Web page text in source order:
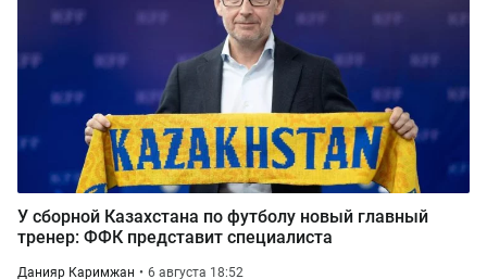
У сборной Казахстана по футболу новый главный
тренер: ФФК представит специалиста
Данияр Каримжан 6 августа 18:52